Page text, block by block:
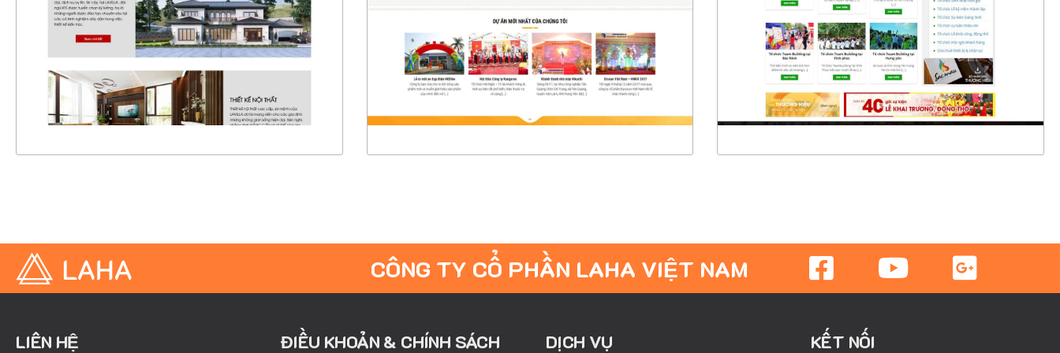
CHI TIẾT
XEM THỰC TẾ
CHI TIẾT CHI TIẾT
XEM THỰC TẾ
CÔNG TY CỔ PHẦN LAHA VIỆT NAM
LIÊN HỆ ĐIỀU KHOẢN & CHÍNH SÁCH DỊCH VỤ KẾT NỐI